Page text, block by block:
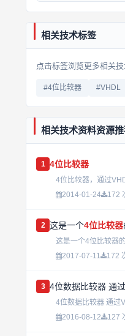
相关技术标签
点击标签浏览更多相关技
#4位比较器 #VHDL
相关技术资料资源
1 4位比较器
4位比较器，通过
2014-01-24
172
2 这是一个4位比较器
这是一个4位比较器
2017-07-11
172
3 4位数据比较器 通过
4位数据比较器 通过
2016-08-12
127